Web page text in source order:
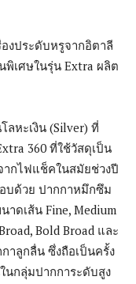
งประดับหรูจากอิตาลี
พิเศษในรุ่น Extra ผลิต
หะเงิน (Silver) ที่
360 ที่ใช้วัสดุเป็น
ากไฟแช็คในสมัยช่วงปี
บด้วย ปากกาหมึกซึม
ดเส้น Fine, Medium
Bold Broad และ
าลูกลื่น ซึ่งถือเป็นครั้ง
นกลุ่มปากการะดับสูง